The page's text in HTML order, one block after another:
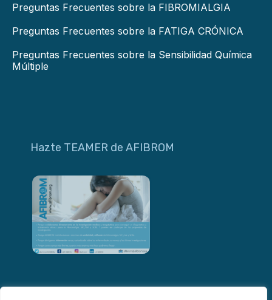
Preguntas Frecuentes sobre la FIBROMIALGIA
Preguntas Frecuentes sobre la FATIGA CRÓNICA
Preguntas Frecuentes sobre la Sensibilidad Química
Múltiple
Hazte TEAMER de AFIBROM